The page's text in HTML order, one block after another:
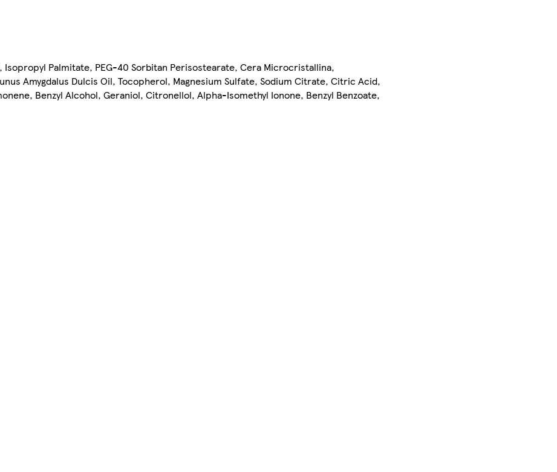
Palmitate, PEG-40 Sorbitan Perisostearate, Cera Microcristallina,
Amygdalus Dulcis Oil, Tocopherol, Magnesium Sulfate, Sodium Citrate, Citric Acid,
Benzyl Alcohol, Geraniol, Citronellol, Alpha-Isomethyl Ionone, Benzyl Benzoate,